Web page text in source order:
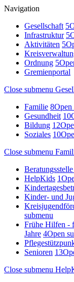
Navigation
Gesellschaft 5
Infrastruktur 5
Aktivitäten 5
Ordnung 5
Gremienportal
Close submenu
Familie 8Open
Gesundheit 10
Bildung 12
Soziales 10
Close submenu
HelpKids 1
Kinder- und
submenu
Frühe Hilfen -
Jahre 4Open
Senioren 13
Close submenu